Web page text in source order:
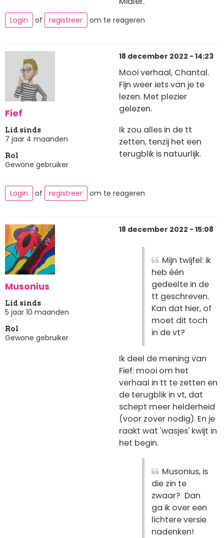
Login of registreer om te reageren
Fief
Lid sinds
7 jaar 4 maanden
Rol
Gewone gebruiker
18 december 2022 - 14:23
Mooi verhaal, Chantal.
Fijn weer iets van je te
lezen. Met plezier
gelezen.
Ik zou alles in de tt
zetten, tenzij het een
terugblik is natuurlijk.
Login of registreer om te reageren
Musonius
Lid sinds
5 jaar 10 maanden
Rol
Gewone gebruiker
18 december 2022 - 15:08
Mijn twijfel: ik
heb één
gedeelte in de
tt geschreven.
Kan dat hier, of
moet dit toch
in de vt?
Ik deel de mening van
Fief: mooi om het
verhaal in tt te zetten en
de terugblik in vt, dat
schept meer helderheid
(voor zover nodig). En je
raakt wat 'wasjes' kwijt in
het begin.
Musonius, is
die zin te
zwaar? Dan
ga ik over een
lichtere versie
nadenken!